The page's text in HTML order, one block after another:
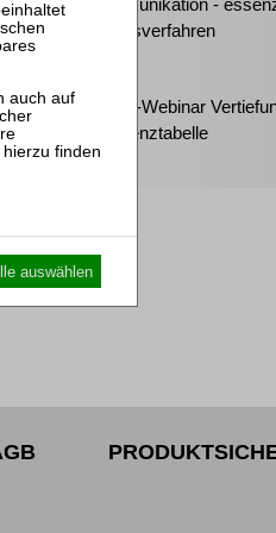
und Kommunikation -
Sanierungsverfahren
Mitarbeiter-Webinar
der Insolvenztabelle
auswählen